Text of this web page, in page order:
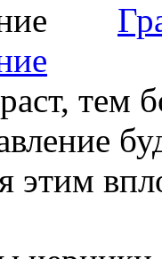
тем
этим